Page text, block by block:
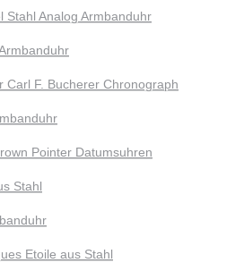
Stahl Analog Armbanduhr
Carl F. Bucherer Chronograph
Pointer Datumsuhren
Stahl
Etoile aus Stahl